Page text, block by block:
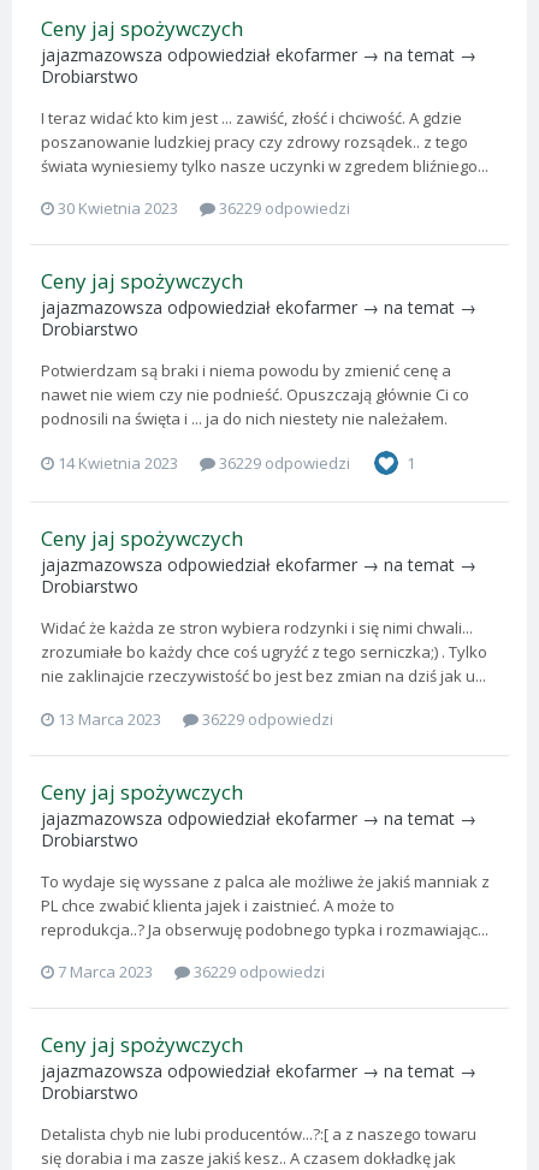
Ceny jaj spożywczych
jajazmazowsza odpowiedział ekofarmer → na temat →
Drobiarstwo
I teraz widać kto kim jest ... zawiść, złość i chciwość. A gdzie
poszanowanie ludzkiej pracy czy zdrowy rozsądek.. z tego
świata wyniesiemy tylko nasze uczynki w zgredem bliźniego...
30 Kwietnia 2023
36229 odpowiedzi
Ceny jaj spożywczych
jajazmazowsza odpowiedział ekofarmer → na temat →
Drobiarstwo
Potwierdzam są braki i niema powodu by zmienić cenę a
nawet nie wiem czy nie podnieść. Opuszczają głównie Ci co
podnosili na święta i ... ja do nich niestety nie należałem.
14 Kwietnia 2023 36229 odpowiedzi 1
Ceny jaj spożywczych
jajazmazowsza odpowiedział ekofarmer → na temat →
Drobiarstwo
Widać że każda ze stron wybiera rodzynki i się nimi chwali...
zrozumiałe bo każdy chce coś ugryźć z tego serniczka;) . Tylko
nie zaklinajcie rzeczywistość bo jest bez zmian na dziś jak u...
13 Marca 2023
36229 odpowiedzi
Ceny jaj spożywczych
jajazmazowsza odpowiedział ekofarmer → na temat →
Drobiarstwo
To wydaje się wyssane z palca ale możliwe że jakiś manniak z
PL chce zwabić klienta jajek i zaistnieć. A może to
reprodukcja..? Ja obserwuję podobnego typka i rozmawiając...
7 Marca 2023
36229 odpowiedzi
Ceny jaj spożywczych
jajazmazowsza odpowiedział ekofarmer → na temat →
Drobiarstwo
Detalista chyb nie lubi producentów...?:[ a z naszego towaru
się dorabia i ma zasze jakiś kesz.. A czasem dokładkę jak